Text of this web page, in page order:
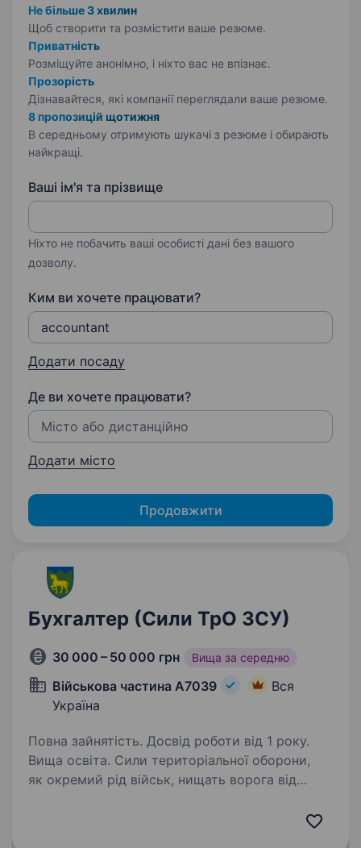
Не більше 3 хвилин
Щоб створити та розмістити ваше резюме.
Приватність
Розміщуйте анонімно, і ніхто вас не впізнає.
Прозорість
Дізнавайтеся, які компанії переглядали ваше резюме.
8 пропозицій щотижня
В середньому отримують шукачі з резюме і обирають
найкращі.
Ваші ім'я та прізвище
Ніхто не побачить ваші особисті дані без вашого
дозволу.
Ким ви хочете працювати?
Додати посаду
Де ви хочете працювати?
Додати місто
Продовжити
Бухгалтер (Сили ТрО ЗСУ)
30 000 – 50 000 грн Вища за середню
Військова частина А7039
Вся
Україна
Повна зайнятість. Досвід роботи від 1 року.
Вища освіта. Сили територіальної оборони,
як окремий рід військ, нищать ворога від